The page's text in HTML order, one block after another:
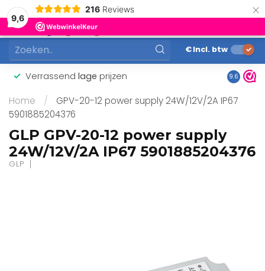
9,6
216 Reviews ×
MENU
0
€Incl. btw
Verrassend lage prijzen 9.6
Home /
GPV-20-12 power supply 24W/12V/2A IP67
5901885204376
GLP GPV-20-12 power supply
24W/12V/2A IP67 5901885204376
GLP